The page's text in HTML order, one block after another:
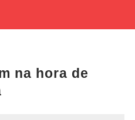
na hora de